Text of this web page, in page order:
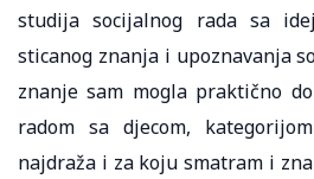
studija socijalnog rada sa
sticanog znanja i upoznavanja
znanje sam mogla praktično
radom sa djecom,
najdraža i za koju smatram i